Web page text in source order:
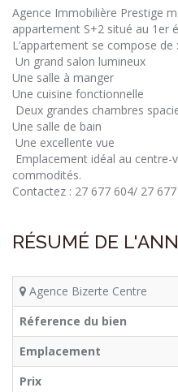
Agence Immobilière Prestige
appartement S+2 situé au 1er
L’appartement se compose de :
Un grand salon lumineux
Une salle à manger
Une cuisine fonctionnelle
Deux grandes chambres
Une salle de bain
Une excellente vue
Emplacement idéal au
commodités.
Contactez : 27 677 604/ 27
RÉSUMÉ DE
Agence Bizerte Centre
Réference du bien
Emplacement
Prix